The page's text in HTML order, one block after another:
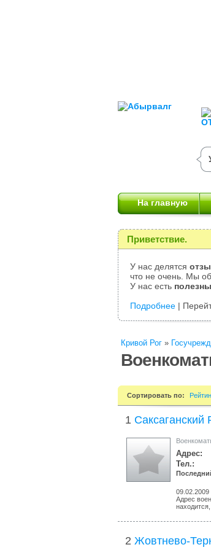
На главную
Приветствие.
У нас делятся
что не очень. Мы
У нас есть
Подробнее |
Кривой Рог »
Сортировать по:
1 Саксаганский
Адрес:
Тел.:
09.02.2009
Адрес
2 Жовтнево-